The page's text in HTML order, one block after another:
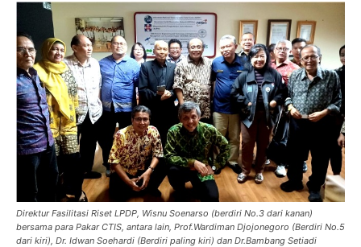
Direktur Fasilitasi Riset LPDP, Wisnu Soenarso (berdiri No.3 dari kanan)
bersama para Pakar CTIS, antara lain, Prof.Wardiman Djojonegoro (Berdiri No.5
dari kiri), Dr. Idwan Soehardi (Berdiri paling kiri) dan Dr.Bambang Setiadi